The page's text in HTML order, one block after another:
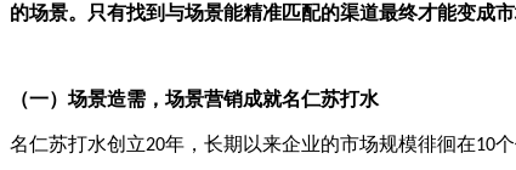
的场景。只有找到与场景能精准匹配的渠道最终才能变成市
（一）场景造需，场景营销成就名仁苏打水
名仁苏打水创立20年，长期以来企业的市场规模徘徊在10